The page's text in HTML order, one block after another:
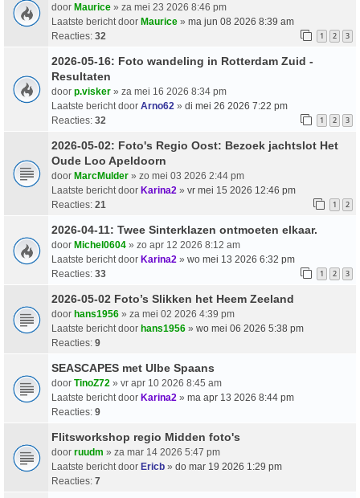
door Maurice » za mei 23 2026 8:46 pm
Laatste bericht door Maurice » ma jun 08 2026 8:39 am
Reacties: 32 1 2 3
2026-05-16: Foto wandeling in Rotterdam Zuid -
Resultaten
door p.visker » za mei 16 2026 8:34 pm
Laatste bericht door Arno62 » di mei 26 2026 7:22 pm
Reacties: 32 1 2 3
2026-05-02: Foto's Regio Oost: Bezoek jachtslot Het
Oude Loo Apeldoorn
door MarcMulder » zo mei 03 2026 2:44 pm
Laatste bericht door Karina2 » vr mei 15 2026 12:46 pm
Reacties: 21 1 2
2026-04-11: Twee Sinterklazen ontmoeten elkaar.
door Michel0604 » zo apr 12 2026 8:12 am
Laatste bericht door Karina2 » wo mei 13 2026 6:32 pm
Reacties: 33 1 2 3
2026-05-02 Foto’s Slikken het Heem Zeeland
door hans1956 » za mei 02 2026 4:39 pm
Laatste bericht door hans1956 » wo mei 06 2026 5:38 pm
Reacties: 9
SEASCAPES met Ulbe Spaans
door TinoZ72 » vr apr 10 2026 8:45 am
Laatste bericht door Karina2 » ma apr 13 2026 8:44 pm
Reacties: 9
Flitsworkshop regio Midden foto's
door ruudm » za mar 14 2026 5:47 pm
Laatste bericht door Ericb » do mar 19 2026 1:29 pm
Reacties: 7